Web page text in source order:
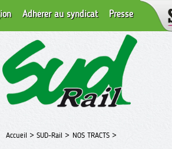
Adhérer au syndicat Presse
Accueil > SUD-Rail > NOS TRACTS >